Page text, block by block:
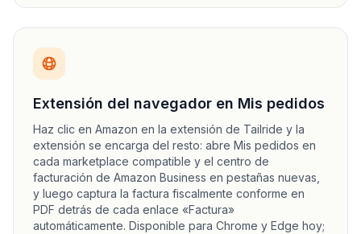
Extensión del navegador en Mis pedidos
Haz clic en Amazon en la extensión de Tailride y la
extensión se encarga del resto: abre Mis pedidos en
cada marketplace compatible y el centro de
facturación de Amazon Business en pestañas nuevas,
y luego captura la factura fiscalmente conforme en
PDF detrás de cada enlace «Factura»
automáticamente. Disponible para Chrome y Edge hoy;